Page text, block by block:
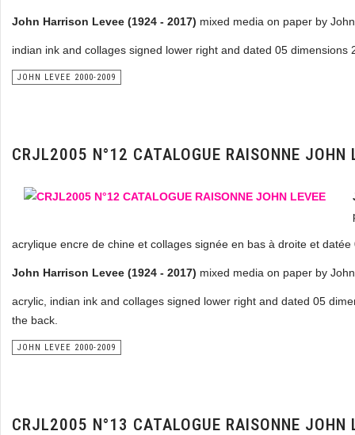
John Harrison Levee (1924 - 2017) mixed media on paper by
indian ink and collages signed lower right and dated 05
JOHN LEVEE 2000-2009
CRJL2005 N°12 CATALOGUE RAISONNE JOHN
acrylique encre de chine et collages signée en bas à droite et
John Harrison Levee (1924 - 2017) mixed media on paper by
acrylic, indian ink and collages signed lower right and dated 05
the back.
JOHN LEVEE 2000-2009
CRJL2005 N°13 CATALOGUE RAISONNE JOHN